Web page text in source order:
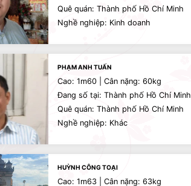
Quê quán: Thành phố Hồ Chí Minh
Nghề nghiệp: Kinh doanh
PHẠM ANH TUẤN
Cao: 1m60 | Cân nặng: 60kg
Đang số tại: Thành phố Hồ Chí Minh
Quê quán: Thành phố Hồ Chí Minh
Nghề nghiệp: Khác
HUỲNH CÔNG TOẠI
Cao: 1m63 | Cân nặng: 63kg